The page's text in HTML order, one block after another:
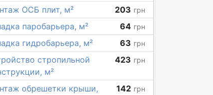
ОСБ плит, м² 203 грн
паробарьера, м² 64 грн
гидробарьера, м² 63 грн
стропильной
м²
423 грн
обрешетки крыши,
142 грн